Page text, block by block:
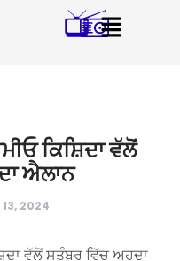
ਕਿਸ਼ਿਦਾ ਵੱਲੋਂ
ਐਲਾਨ
13, 2024